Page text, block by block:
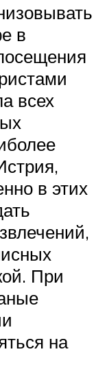
в
всех
в этих
При
на